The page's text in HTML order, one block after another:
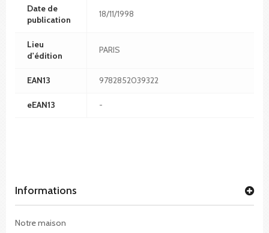
Date de
publication
18/11/1998
Lieu
d'édition
PARIS
EAN13 9782852039322
eEAN13 -
Informations
Notre maison